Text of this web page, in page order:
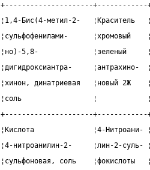
+---------------------+------------
¦1,4-Бис(4-метил-2-
¦сульфофенилами-
¦но)-5,8-
¦дигидроксиантра-
¦хинон, динатриевая
¦соль                 ¦
+---------------------+------------
¦Кислота              ¦4-
¦4-нитроанилин-2-     ¦лин-
¦сульфоновая, соль